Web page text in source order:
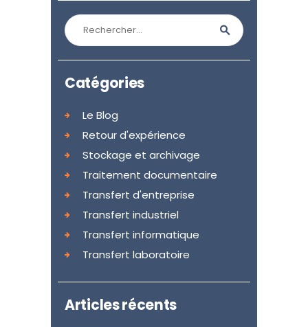
Rechercher :
Catégories
Le Blog
Retour d'expérience
Stockage et archivage
Traitement documentaire
Transfert d'entreprise
Transfert industriel
Transfert informatique
Transfert laboratoire
Articles récents